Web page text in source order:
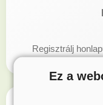
Regisztrálj
Ez a